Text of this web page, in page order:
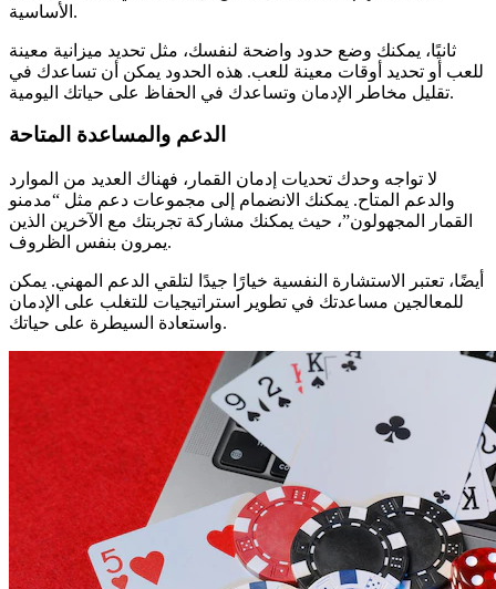
الأساسية.
ثانيًا، يمكنك وضع حدود واضحة لنفسك، مثل تحديد ميزانية معينة
للعب أو تحديد أوقات معينة للعب. هذه الحدود يمكن أن تساعدك في
تقليل مخاطر الإدمان وتساعدك في الحفاظ على حياتك اليومية.
الدعم والمساعدة المتاحة
لا تواجه وحدك تحديات إدمان القمار، فهناك العديد من الموارد
والدعم المتاح. يمكنك الانضمام إلى مجموعات دعم مثل “مدمنو
القمار المجهولون”، حيث يمكنك مشاركة تجربتك مع الآخرين الذين
يمرون بنفس الظروف.
أيضًا، تعتبر الاستشارة النفسية خيارًا جيدًا لتلقي الدعم المهني. يمكن
للمعالجين مساعدتك في تطوير استراتيجيات للتغلب على الإدمان
واستعادة السيطرة على حياتك.